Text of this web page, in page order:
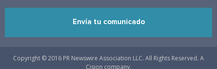
Envía tu comunicado
Copyright © 2016 PR Newswire Association LLC. All Rights Reserved. A
Cision company.